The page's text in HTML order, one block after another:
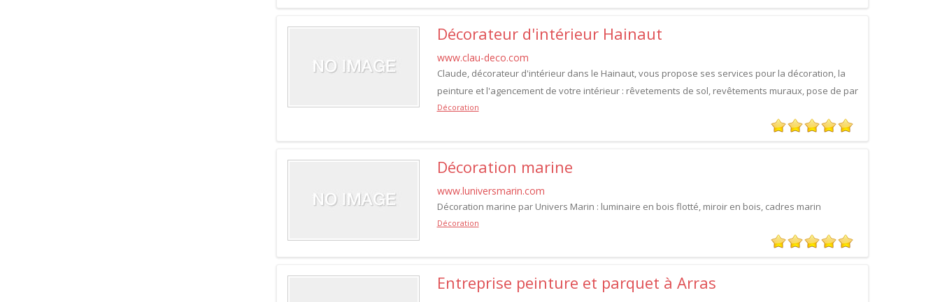
Décorateur d'intérieur Hainaut
www.clau-deco.com
Claude, décorateur d'intérieur dans le Hainaut, vous propose ses services pour la décoration, la
peinture et l'agencement de votre intérieur : rêvetements de sol, revêtements muraux, pose de par
Décoration
Décoration marine
www.luniversmarin.com
Décoration marine par Univers Marin : luminaire en bois flotté, miroir en bois, cadres marin
Décoration
Entreprise peinture et parquet à Arras